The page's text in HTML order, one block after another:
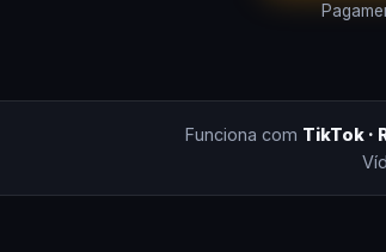
Funciona com TikTok ·